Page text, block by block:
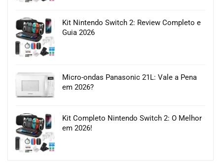
Kit Nintendo Switch 2: Review Completo e
Guia 2026
Micro-ondas Panasonic 21L: Vale a Pena
em 2026?
Kit Completo Nintendo Switch 2: O Melhor
em 2026!